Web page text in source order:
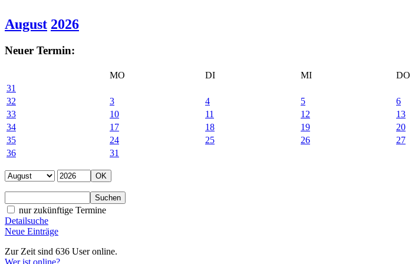
August 2026
Neuer Termin:
MO DI MI DO
31
32
3 4 5 6
33
10 11 12 13
34
17 18 19 20
35
24 25 26 27
36
31
nur zukünftige Termine
Detailsuche
Neue Einträge
Zur Zeit sind 636 User online.
Wer ist online?